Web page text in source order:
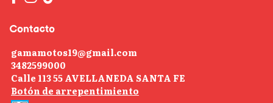
Contacto
gamamotos19@gmail.com
3482599000
Calle 113 55 AVELLANEDA SANTA FE
Botón de arrepentimiento